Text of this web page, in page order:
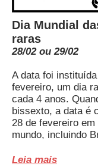
Dia Mundial
raras
28/02 ou 29/02
A data foi
fevereiro, um dia
cada 4 anos.
bissexto, a data é
28 de fevereiro
mundo, incluindo
Leia mais